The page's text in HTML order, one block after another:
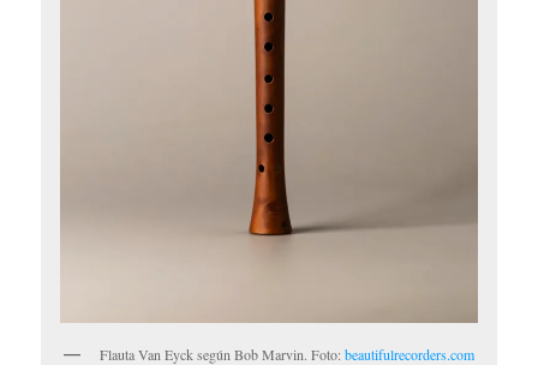
Flauta Van Eyck según Bob Marvin. Foto:beautifulrecorders.com